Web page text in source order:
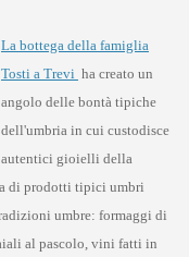
La bottega della famiglia
Tosti a Trevi ha creato un
angolo delle bontà tipiche
dell'umbria in cui custodisce
autentici gioielli della
di prodotti tipici umbri
umbre: formaggi di
al pascolo, vini fatti in